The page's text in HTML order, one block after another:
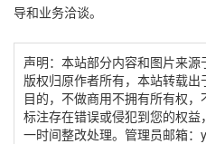
导和业务洽谈。
声明：本站部分内容和图片来源
版权归原作者所有，本站转载
目的，不做商用不拥有所有权
标注存在错误或侵犯到您的权
一时间整改处理。管理员邮箱：